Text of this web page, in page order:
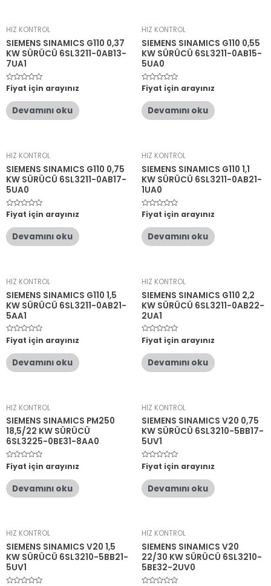
HIZ KONTROL
SIEMENS SINAMICS G110 0,37
KW SÜRÜCÜ 6SL3211-0AB13-
7UA1
5
üzerinden
oy
aldı
Fiyat için arayınız
Devamını oku
HIZ KONTROL
SIEMENS SINAMICS G110 0,55
KW SÜRÜCÜ 6SL3211-0AB15-
5UA0
5
üzerinden
oy
aldı
Fiyat için arayınız
Devamını oku
HIZ KONTROL
SIEMENS SINAMICS G110 0,75
KW SÜRÜCÜ 6SL3211-0AB17-
5UA0
5
üzerinden
oy
aldı
Fiyat için arayınız
Devamını oku
HIZ KONTROL
SIEMENS SINAMICS G110 1,1
KW SÜRÜCÜ 6SL3211-0AB21-
1UA0
5
üzerinden
oy
aldı
Fiyat için arayınız
Devamını oku
HIZ KONTROL
SIEMENS SINAMICS G110 1,5
KW SÜRÜCÜ 6SL3211-0AB21-
5AA1
5
üzerinden
oy
aldı
Fiyat için arayınız
Devamını oku
HIZ KONTROL
SIEMENS SINAMICS G110 2,2
KW SÜRÜCÜ 6SL3211-0AB22-
2UA1
5
üzerinden
oy
aldı
Fiyat için arayınız
Devamını oku
HIZ KONTROL
SIEMENS SINAMICS PM250
18,5/22 KW SÜRÜCÜ
6SL3225-0BE31-8AA0
5
üzerinden
oy
aldı
Fiyat için arayınız
Devamını oku
HIZ KONTROL
SIEMENS SINAMICS V20 0,75
KW SÜRÜCÜ 6SL3210-5BB17-
5UV1
5
üzerinden
oy
aldı
Fiyat için arayınız
Devamını oku
HIZ KONTROL
SIEMENS SINAMICS V20 1,5
KW SÜRÜCÜ 6SL3210-5BB21-
5UV1
HIZ KONTROL
SIEMENS SINAMICS V20
22/30 KW SÜRÜCÜ 6SL3210-
5BE32-2UV0